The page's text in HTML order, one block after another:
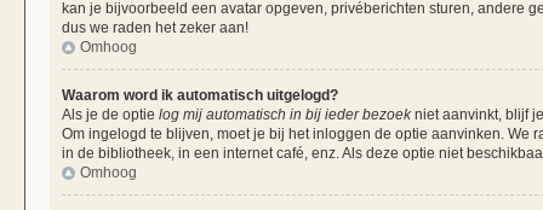
kan je bijvoorbeeld een avatar opgeven, privéberichten sturen, andere
dus we raden het zeker aan!
Omhoog
Waarom word ik automatisch uitgelogd?
Als je de optie log mij automatisch in bij ieder bezoekniet aanvinkt, blijf
Om ingelogd te blijven, moet je bij het inloggen de optie aanvinken. We
in de bibliotheek, in een internet café, enz. Als deze optie niet
Omhoog